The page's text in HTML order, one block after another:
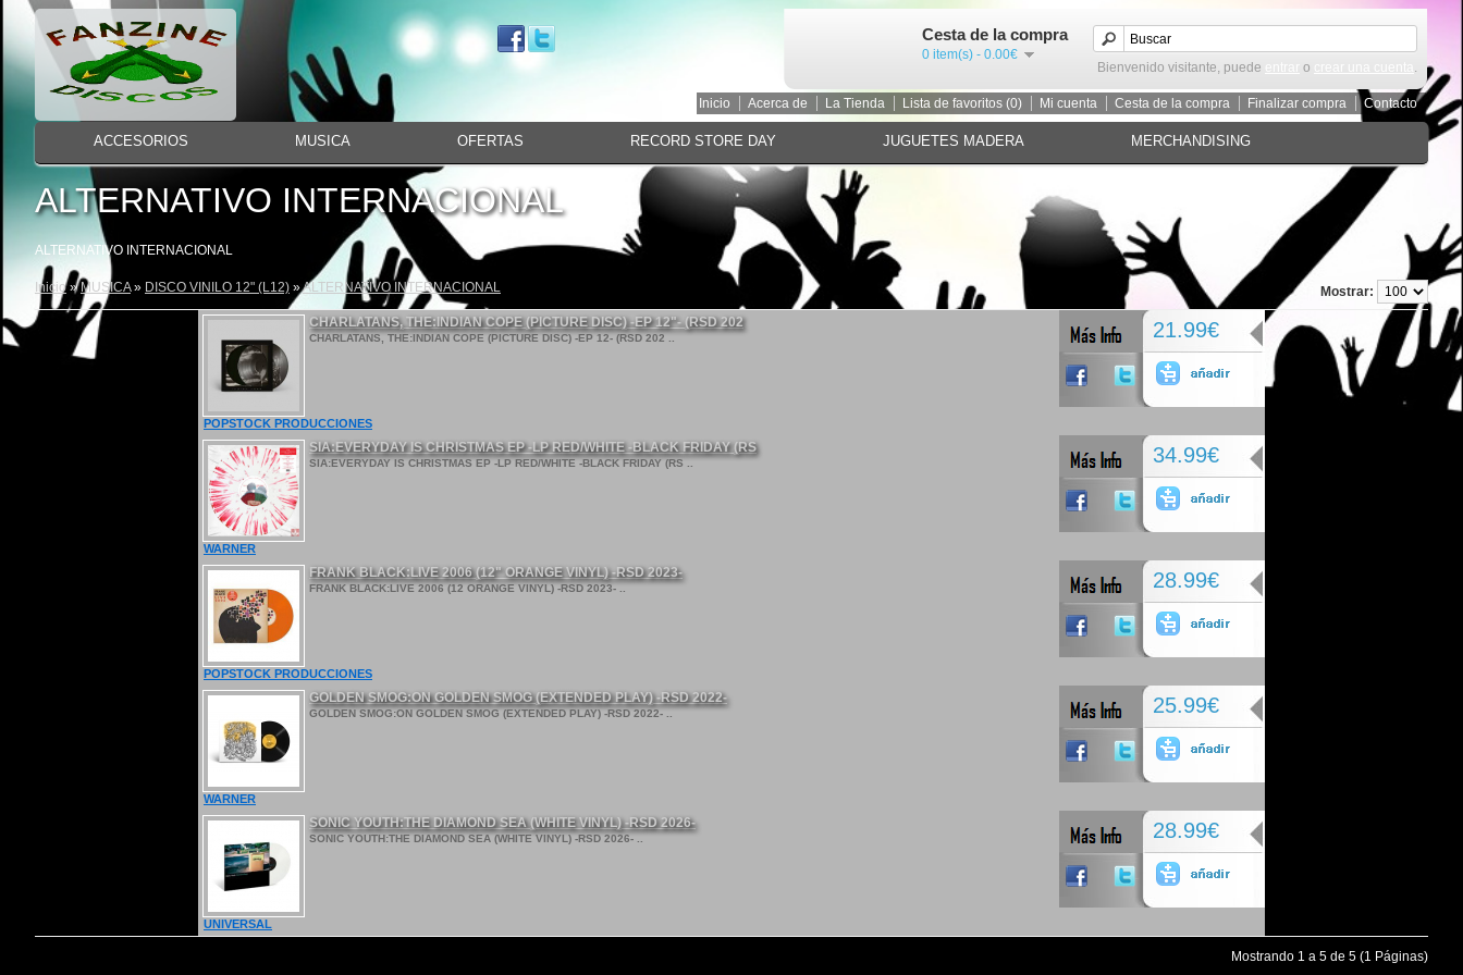
Cesta de la compra
0 item(s) - 0.00€
Bienvenido visitante, puede
entrar o crear una cuenta .
Inicio Acerca de La Tienda Lista de favoritos (0) Mi cuenta Cesta de la compra Finalizar compra Contacto
ACCESORIOS MUSICA OFERTAS RECORD STORE DAY JUGUETES MADERA MERCHANDISING
ALTERNATIVO INTERNACIONAL
ALTERNATIVO INTERNACIONAL
Inicio»MUSICA» DISCO VINILO 12" (L12) »ALTERNATIVO INTERNACIONAL
Mostrar:
CHARLATANS, THE:INDIAN COPE (PICTURE DISC) -EP 12"- (RSD 202
CHARLATANS, THE:INDIAN COPE (PICTURE DISC) -EP 12- (RSD 202 ..
POPSTOCK PRODUCCIONES
21.99€
SIA:EVERYDAY IS CHRISTMAS EP -LP RED/WHITE -BLACK FRIDAY (RS
SIA:EVERYDAY IS CHRISTMAS EP -LP RED/WHITE -BLACK FRIDAY (RS ..
WARNER
34.99€
FRANK BLACK:LIVE 2006 (12" ORANGE VINYL) -RSD 2023-
FRANK BLACK:LIVE 2006 (12 ORANGE VINYL) -RSD 2023- ..
POPSTOCK PRODUCCIONES
28.99€
GOLDEN SMOG:ON GOLDEN SMOG (EXTENDED PLAY) -RSD 2022-
GOLDEN SMOG:ON GOLDEN SMOG (EXTENDED PLAY) -RSD 2022- ..
WARNER
25.99€
SONIC YOUTH:THE DIAMOND SEA (WHITE VINYL) -RSD 2026-
SONIC YOUTH:THE DIAMOND SEA (WHITE VINYL) -RSD 2026- ..
UNIVERSAL
28.99€
Mostrando 1 a 5 de 5 (1 Páginas)